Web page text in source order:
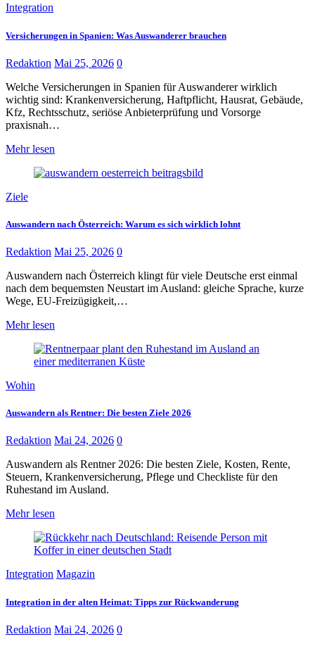
Integration
Versicherungen in Spanien: Was Auswanderer brauchen
Redaktion Mai 25, 2026 0
Welche Versicherungen in Spanien für Auswanderer wirklich
wichtig sind: Krankenversicherung, Haftpflicht, Hausrat, Gebäude,
Kfz, Rechtsschutz, seriöse Anbieterprüfung und Vorsorge
praxisnah…
Mehr lesen
Ziele
Auswandern nach Österreich: Warum es sich wirklich lohnt
Redaktion Mai 25, 2026 0
Auswandern nach Österreich klingt für viele Deutsche erst einmal
nach dem bequemsten Neustart im Ausland: gleiche Sprache, kurze
Wege, EU-Freizügigkeit,…
Mehr lesen
Wohin
Auswandern als Rentner: Die besten Ziele 2026
Redaktion Mai 24, 2026 0
Auswandern als Rentner 2026: Die besten Ziele, Kosten, Rente,
Steuern, Krankenversicherung, Pflege und Checkliste für den
Ruhestand im Ausland.
Mehr lesen
Integration Magazin
Integration in der alten Heimat: Tipps zur Rückwanderung
Redaktion Mai 24, 2026 0